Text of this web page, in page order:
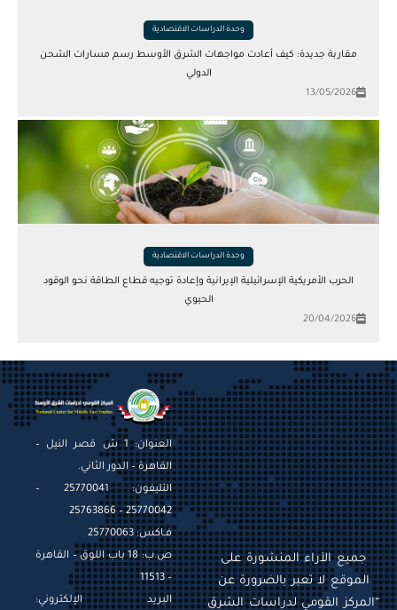
وحدة الدراسات الاقتصادية
مقاربة جديدة: كيف أعادت مواجهات الشرق الأوسط رسم مسارات الشحن
الدولي
13/05/2026
وحدة الدراسات الاقتصادية
الحرب الأمريكية الإسرائيلية الإيرانية وإعادة توجيه قطاع الطاقة نحو الوقود
الحيوي
20/04/2026
العنوان: 1 ش قصر النيل –
القاهرة – الدور الثاني.
التليفون: 25770041 –
25770042 – 25763866
فـاكس: 25770063
ص.ب: 18 باب اللوق – القاهرة
– 11513
البريد الإلكتروني:
جميع الآراء المنشورة على
الموقع لا تعبر بالضرورة عن
“المركز القومي لدراسات الشرق